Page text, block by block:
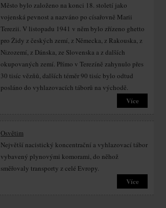
Město bylo založeno na konci 18. století jako
vojenská pevnost a nazváno po císařovně Marii
Terezii. V listopadu 1941 v něm bylo zřízeno ghetto
pro Židy z českých zemí, z Německa, z Rakouska, z
Nizozemí, z Dánska, ze Slovenska a z dalších
okupovaných zemí. Přímo v Terezíně zahynulo přes
30 tisíc vězňů, dalších téměr 90 tisíc bylo odtud
posláno do vyhlazovacích táborů na východě.
Více
Osvětim
Největší nacistický koncentrační a vyhlazovací tábor
vybavený plynovými komorami, do něhož
směřovaly transporty z celé Evropy.
Více